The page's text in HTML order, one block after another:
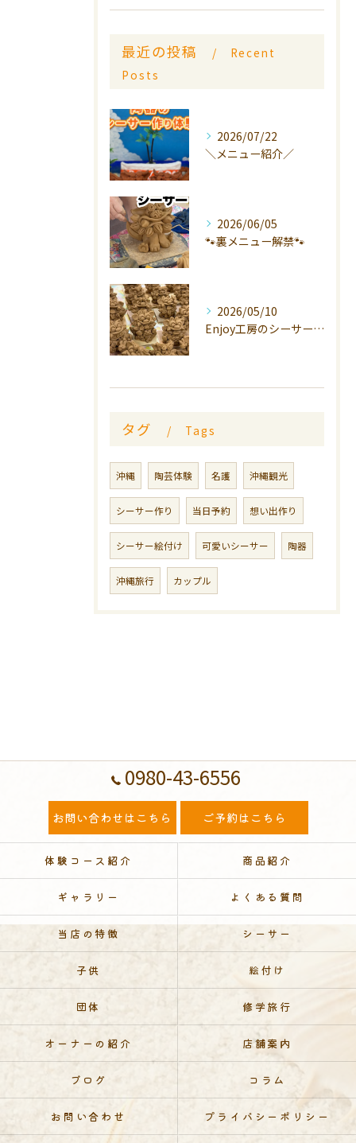
最近の投稿
Recent
Posts
2026/07/22
＼メニュー紹介／
2026/06/05
🐾裏メニュー解禁🐾
2026/05/10
Enjoy工房のシーサーは、
タグ Tags
沖縄 陶芸体験 名護 沖縄観光
シーサー作り 当日予約 想い出作り
シーサー絵付け 可愛いシーサー 陶器
沖縄旅行 カップル
0980-43-6556
お問い合わせはこちら ご予約はこちら
体験コース紹介 商品紹介
ギャラリー よくある質問
当店の特徴 シーサー
子供 絵付け
団体 修学旅行
オーナーの紹介 店舗案内
ブログ コラム
お問い合わせ プライバシーポリシー